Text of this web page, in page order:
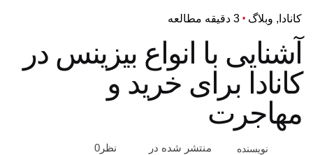
کانادا وبلاگ 3 دقیقه مطالعه
آشنایی با انواع بیزینس در
کانادا برای خرید و
مهاجرت
نویسنده
منتشر شده در نظر0